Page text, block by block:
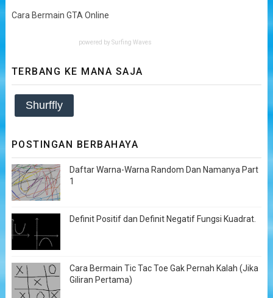
Cara Bermain GTA Online
powered by Surfing Waves
TERBANG KE MANA SAJA
Shurffly
POSTINGAN BERBAHAYA
Daftar Warna-Warna Random Dan Namanya Part
1
Definit Positif dan Definit Negatif Fungsi Kuadrat.
Cara Bermain Tic Tac Toe Gak Pernah Kalah (Jika
Giliran Pertama)